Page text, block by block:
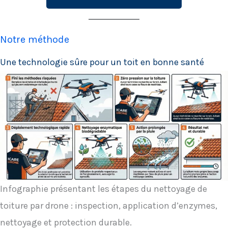
Notre méthode
Une technologie sûre pour un toit en bonne santé
Infographie présentant les étapes du nettoyage de
toiture par drone : inspection, application d’enzymes,
nettoyage et protection durable.